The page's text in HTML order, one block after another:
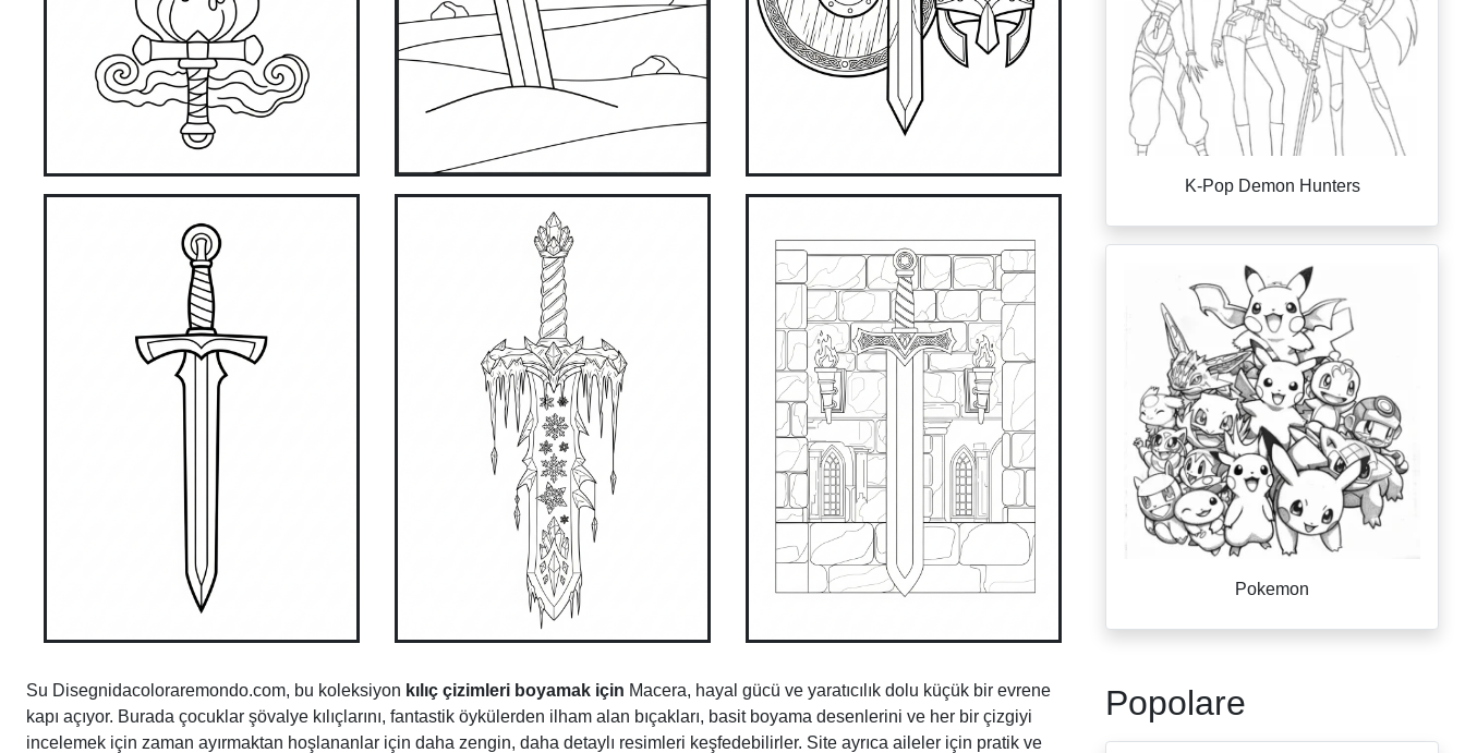
Su Disegnidacoloraremondo.com, bu koleksiyon kılıç çizimleri boyamak için Macera, hayal gücü ve yaratıcılık dolu küçük bir evrene
kapı açıyor. Burada çocuklar şövalye kılıçlarını, fantastik öykülerden ilham alan bıçakları, basit boyama desenlerini ve her bir çizgiyi
incelemek için zaman ayırmaktan hoşlananlar için daha zengin, daha detaylı resimleri keşfedebilirler. Site ayrıca aileler için pratik ve
K-Pop Demon Hunters
Pokemon
Popolare